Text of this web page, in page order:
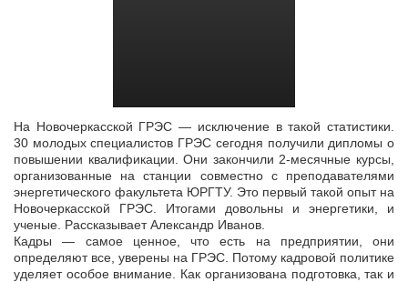
На Новочеркасской ГРЭС — исключение в такой статистики.
30 молодых специалистов ГРЭС сегодня получили дипломы о
повышении квалификации. Они закончили 2-месячные курсы,
организованные на станции совместно с преподавателями
энергетического факультета ЮРГТУ. Это первый такой опыт на
Новочеркасской ГРЭС. Итогами довольны и энергетики, и
ученые. Рассказывает Александр Иванов.
Кадры — самое ценное, что есть на предприятии, они
определяют все, уверены на ГРЭС. Потому кадровой политике
уделяет особое внимание. Как организована подготовка, так и